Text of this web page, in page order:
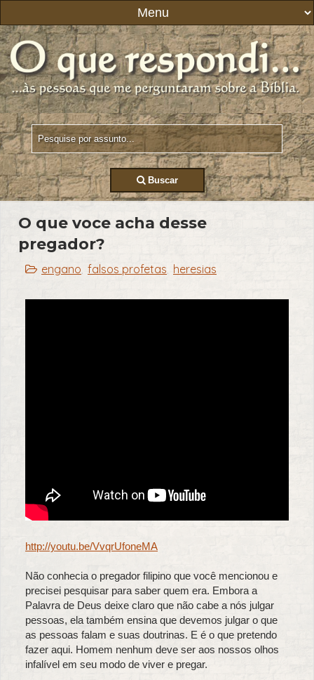
Buscar
O que voce acha desse
pregador?
engano, falsos profetas, heresias
http://youtu.be/VvqrUfoneMA
Não conhecia o pregador filipino que você mencionou e
precisei pesquisar para saber quem era. Embora a
Palavra de Deus deixe claro que não cabe a nós julgar
pessoas, ela também ensina que devemos julgar o que
as pessoas falam e suas doutrinas. E é o que pretendo
fazer aqui. Homem nenhum deve ser aos nossos olhos
infalível em seu modo de viver e pregar.